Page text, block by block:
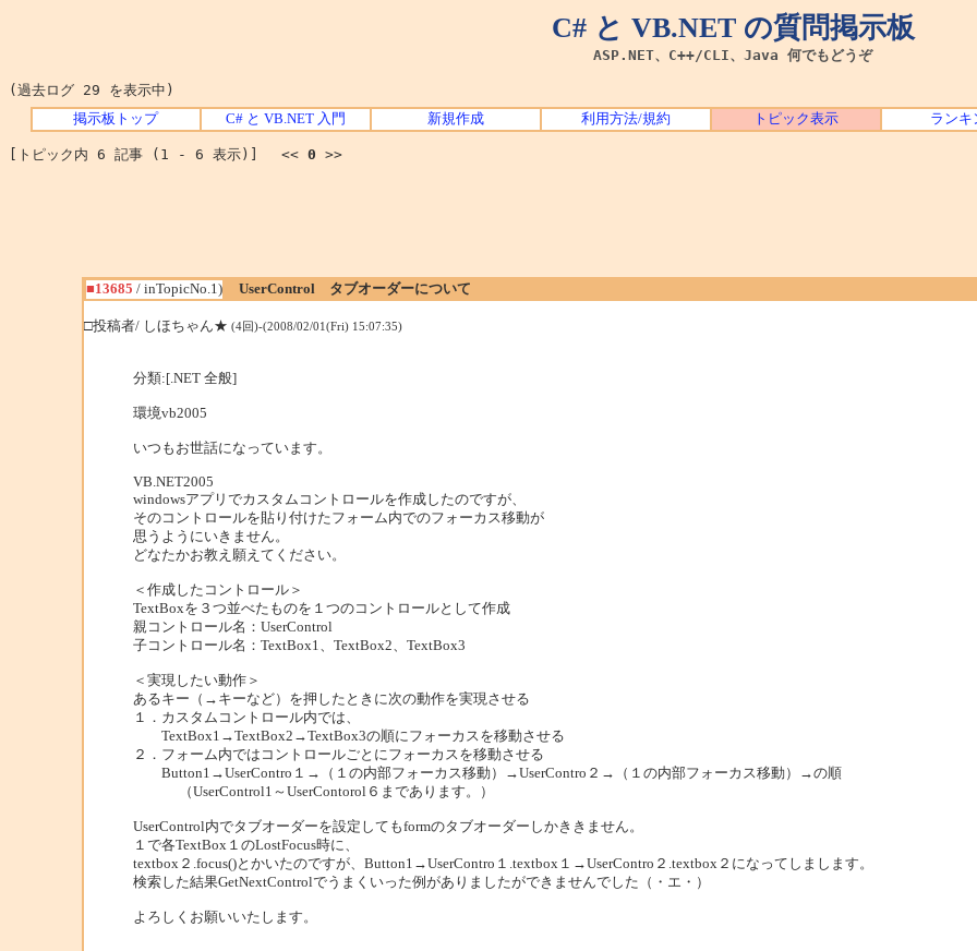
C# と VB.NET の質問掲示板
ASP.NET、C++/CLI、Java 何でもどうぞ
(過去ログ 29 を表示中)
掲示板トップ C# と VB.NET 入門 新規作成 利用方法/規約 トピック表示 ランキ
[トピック内 6 記事 (1 - 6 表示)] << 0 >>
■13685 / inTopicNo.1)
UserControl タブオーダーについて
□投稿者/ しほちゃん★ (4回)-(2008/02/01(Fri) 15:07:35)
分類:[.NET 全般]
環境vb2005
いつもお世話になっています。
VB.NET2005
windowsアプリでカスタムコントロールを作成したのですが、
そのコントロールを貼り付けたフォーム内でのフォーカス移動が
思うようにいきません。
どなたかお教え願えてください。
＜作成したコントロール＞
TextBoxを３つ並べたものを１つのコントロールとして作成
親コントロール名：UserControl
子コントロール名：TextBox1、TextBox2、TextBox3
＜実現したい動作＞
あるキー（→キーなど）を押したときに次の動作を実現させる
１．カスタムコントロール内では、
TextBox1→TextBox2→TextBox3の順にフォーカスを移動させる
２．フォーム内ではコントロールごとにフォーカスを移動させる
Button1→UserContro１→（１の内部フォーカス移動）→UserContro２→（１の内部フォーカス移動）→の順
（UserControl1～UserContorol６まであります。）
UserControl内でタブオーダーを設定してもformのタブオーダーしかききません。
１で各TextBox１のLostFocus時に、
textbox２.focus()とかいたのですが、Button1→UserContro１.textbox１→UserContro２.textbox２になってしまします。
検索した結果GetNextControlでうまくいった例がありましたができませんでした（・エ・）
よろしくお願いいたします。